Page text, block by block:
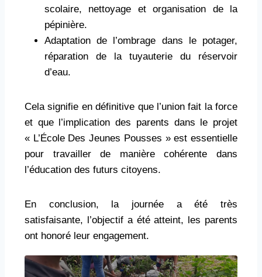
scolaire, nettoyage et organisation de la
pépinière.
Adaptation de l’ombrage dans le potager,
réparation de la tuyauterie du réservoir
d’eau.
Cela signifie en définitive que l’union fait la force
et que l’implication des parents dans le projet
« L’École Des Jeunes Pousses » est essentielle
pour travailler de manière cohérente dans
l’éducation des futurs citoyens.
En conclusion, la journée a été très
satisfaisante, l’objectif a été atteint, les parents
ont honoré leur engagement.